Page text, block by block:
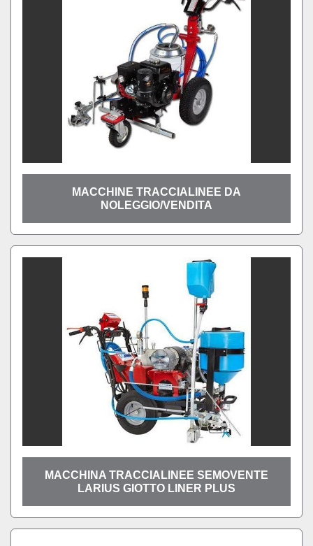
MACCHINE TRACCIALINEE DA
NOLEGGIO/VENDITA
MACCHINA TRACCIALINEE SEMOVENTE
LARIUS GIOTTO LINER PLUS